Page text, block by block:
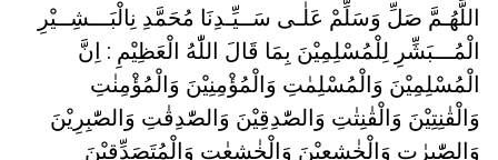
اللَّهُـمَّ صَلِّ وَسَلِّمْ عَلٰـى سَــيِّـدِنَا مُحَمَّدِ نِالْبَـــشِــيْرِ
الْمُـــبَشِّرِ لِلْمُسْلِمِيْنَ بِمَا قَالَ اللّٰهُ الْعَظِيْمِ : اِنَّ
الْمُسْلِمِيْنَ وَالْمُسْلِمٰتِ وَالْمُؤْمِنِيْنَ وَالْمُؤْمِنٰتِ
وَالْقٰنِتِيْنَ وَالْقٰنِتٰتِ وَالصّٰدِقِيْنَ وَالصّٰدِقٰتِ وَالصّٰبِرِيْنَ
وَالصّٰبِرٰتِ وَالْخٰشِعِيْنَ وَالْخٰشِعٰتِ وَالْمُتَصَدِّقِيْنَ